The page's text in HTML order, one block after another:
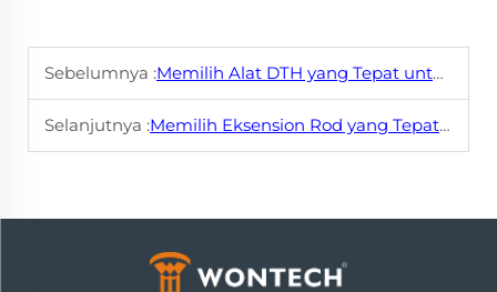
Sebelumnya :Memilih Alat DTH yang Tepat untuk Proyek Anda
Selanjutnya :Memilih Eksension Rod yang Tepat untuk Kebutuhan Pengeboran Anda